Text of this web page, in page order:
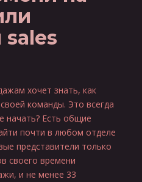
хочет знать, как
команды. Это всегда
начать? Есть общие
почти в любом отделе
представители только
своего времени
и не менее 33